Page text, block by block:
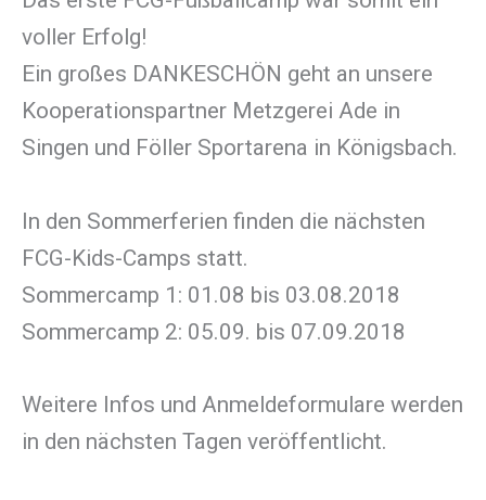
voller Erfolg!
Ein großes DANKESCHÖN geht an unsere
Kooperationspartner Metzgerei Ade in
Singen und Föller Sportarena in Königsbach.
In den Sommerferien finden die nächsten
FCG-Kids-Camps statt.
Sommercamp 1: 01.08 bis 03.08.2018
Sommercamp 2: 05.09. bis 07.09.2018
Weitere Infos und Anmeldeformulare werden
in den nächsten Tagen veröffentlicht.